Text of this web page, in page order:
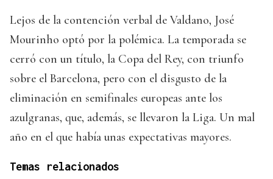
Lejos de la contención verbal de Valdano, José
Mourinho optó por la polémica. La temporada se
cerró con un título, la Copa del Rey, con triunfo
sobre el Barcelona, pero con el disgusto de la
eliminación en semifinales europeas ante los
azulgranas, que, además, se llevaron la Liga. Un mal
año en el que había unas expectativas mayores.
Temas relacionados